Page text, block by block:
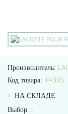
Производитель:
Код товара: 14305
НА СКЛАДЕ
Выбор ..